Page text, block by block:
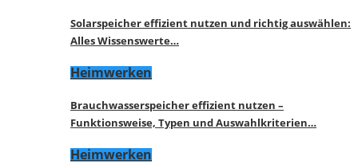
Solarspeicher effizient nutzen und richtig auswählen:
Alles Wissenswerte…
Heimwerken
Brauchwasserspeicher effizient nutzen –
Funktionsweise, Typen und Auswahlkriterien…
Heimwerken